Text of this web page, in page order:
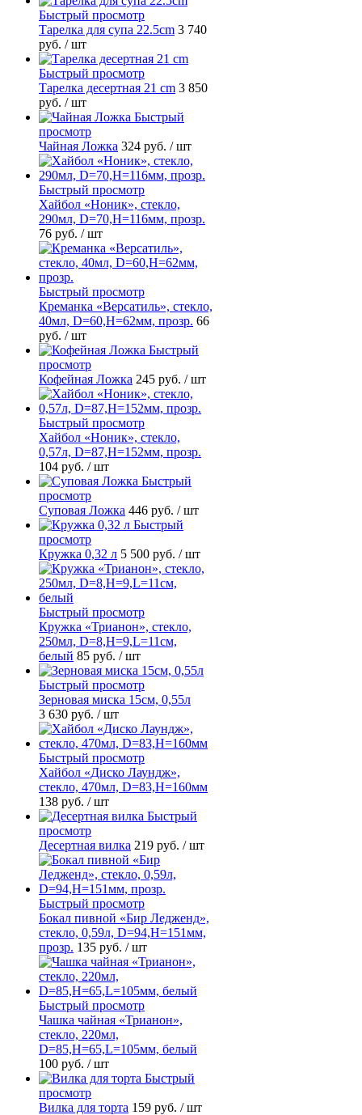
Быстрый просмотр
Тарелка для супа 22.5cm 3 740
руб. / шт
Быстрый просмотр
Тарелка десертная 21 cm 3 850
руб. / шт
Быстрый
просмотр
Чайная Ложка 324 руб. / шт
Быстрый просмотр
Хайбол «Ноник», стекло,
290мл, D=70,H=116мм, прозр.
76 руб. / шт
Быстрый просмотр
Креманка «Версатиль», стекло,
40мл, D=60,H=62мм, прозр. 66
руб. / шт
Быстрый
просмотр
Кофейная Ложка 245 руб. / шт
Быстрый просмотр
Хайбол «Ноник», стекло,
0,57л, D=87,H=152мм, прозр.
104 руб. / шт
Быстрый
просмотр
Суповая Ложка 446 руб. / шт
Быстрый
просмотр
Кружка 0,32 л 5 500 руб. / шт
Быстрый просмотр
Кружка «Трианон», стекло,
250мл, D=8,H=9,L=11см,
белый 85 руб. / шт
Быстрый просмотр
Зерновая миска 15см, 0,55л
3 630 руб. / шт
Быстрый просмотр
Хайбол «Диско Лаундж»,
стекло, 470мл, D=83,H=160мм
138 руб. / шт
Быстрый
просмотр
Десертная вилка 219 руб. / шт
Быстрый просмотр
Бокал пивной «Бир Ледженд»,
стекло, 0,59л, D=94,H=151мм,
прозр. 135 руб. / шт
Быстрый просмотр
Чашка чайная «Трианон»,
стекло, 220мл,
D=85,H=65,L=105мм, белый
100 руб. / шт
Быстрый
просмотр
Вилка для торта 159 руб. / шт